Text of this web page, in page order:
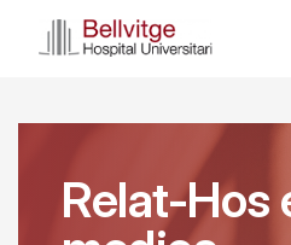
Relat-Hos